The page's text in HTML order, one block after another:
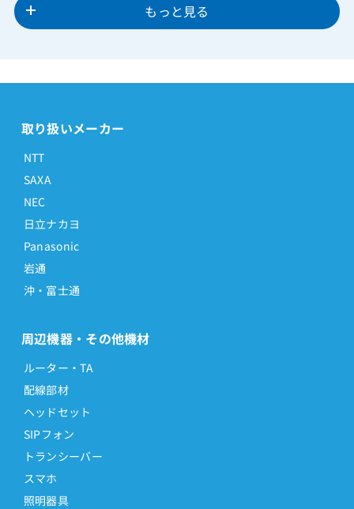
もっと見る
取り扱いメーカー
NTT
SAXA
NEC
日立ナカヨ
Panasonic
岩通
沖・富士通
周辺機器・その他機材
ルーター・TA
配線部材
ヘッドセット
SIPフォン
トランシーバー
スマホ
照明器具